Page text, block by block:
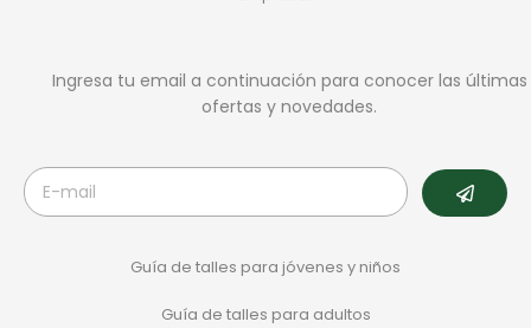
Ingresa tu email a continuación para conocer las últimas
ofertas y novedades.
Guía de talles para jóvenes y niños
Guía de talles para adultos